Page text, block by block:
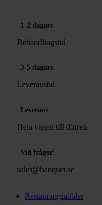
1-2 dagars
Behandlingstid
3-5 dagars
Leveranstid
Leverans
Hela vägen till dörren
Vid frågor!
sales@banquet.se
Restaurangmöbler